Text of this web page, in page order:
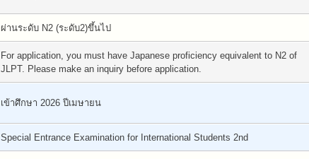
ผ่านระดับ N2 (ระดับ2)ขึ้นไป
For application, you must have Japanese proficiency equivalent to N2 of
JLPT. Please make an inquiry before application.
เข้าศึกษา 2026 ปีเมษายน
Special Entrance Examination for International Students 2nd